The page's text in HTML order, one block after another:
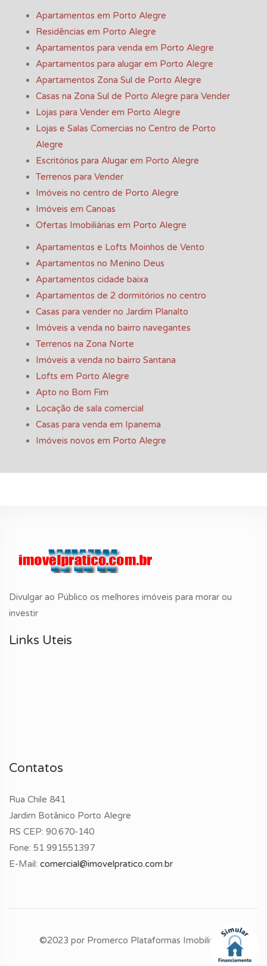
Apartamentos em Porto Alegre
Residências em Porto Alegre
Apartamentos para venda em Porto Alegre
Apartamentos para alugar em Porto Alegre
Apartamentos Zona Sul de Porto Alegre
Casas na Zona Sul de Porto Alegre para Vender
Lojas para Vender em Porto Alegre
Lojas e Salas Comercias no Centro de Porto
Alegre
Escritórios para Alugar em Porto Alegre
Terrenos para Vender
Imóveis no centro de Porto Alegre
Imóveis em Canoas
Ofertas Imobiliárias em Porto Alegre
Apartamentos e Lofts Moinhos de Vento
Apartamentos no Menino Deus
Apartamentos cidade baixa
Apartamentos de 2 dormitórios no centro
Casas para vender no Jardim Planalto
Imóveis a venda no bairro navegantes
Terrenos na Zona Norte
Imóveis a venda no bairro Santana
Lofts em Porto Alegre
Apto no Bom Fim
Locação de sala comercial
Casas para venda em Ipanema
Imóveis novos em Porto Alegre
Divulgar ao Público os melhores imóveis para morar ou
investir
Links Uteis
Contatos
Rua Chile 841
Jardim Botânico Porto Alegre
RS CEP: 90.670-140
Fone: 51 991551397
E-Mail: comercial@imovelpratico.com.br
©2023 por Promerco Plataformas Imobiliárias